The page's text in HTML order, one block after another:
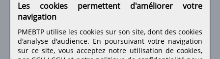
Les cookies permettent d'améliorer votre
navigation
PMEBTP utilise les cookies sur son site, dont des cookies
d'analyse d'audience. En poursuivant votre navigation
sur ce site, vous acceptez notre utilisation de cookies,